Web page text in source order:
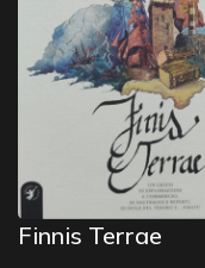
Finnis Terrae